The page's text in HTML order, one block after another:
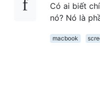
Có ai biết
nó? Nó là
macbook